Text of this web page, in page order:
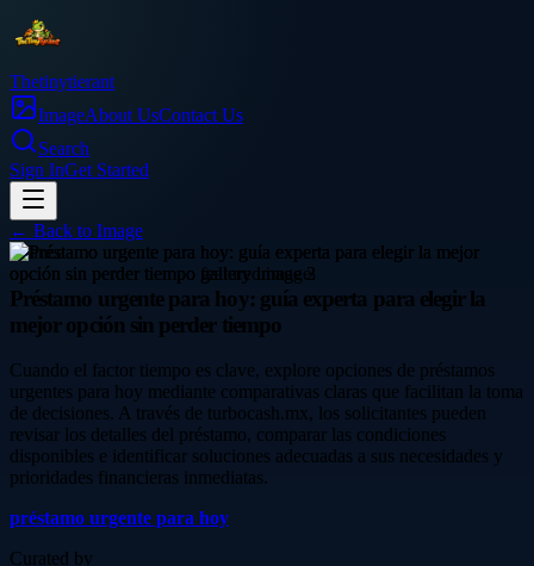
Thetinytierant
ImageAbout UsContact Us
Search
Sign InGet Started
← Back to Image
finance
Préstamo urgente para hoy: guía experta para elegir la
mejor opción sin perder tiempo
Cuando el factor tiempo es clave, explore opciones de préstamos
urgentes para hoy mediante comparativas claras que facilitan la toma
de decisiones. A través de turbocash.mx, los solicitantes pueden
revisar los detalles del préstamo, comparar las condiciones
disponibles e identificar soluciones adecuadas a sus necesidades y
prioridades financieras inmediatas.
préstamo urgente para hoy
Curated by